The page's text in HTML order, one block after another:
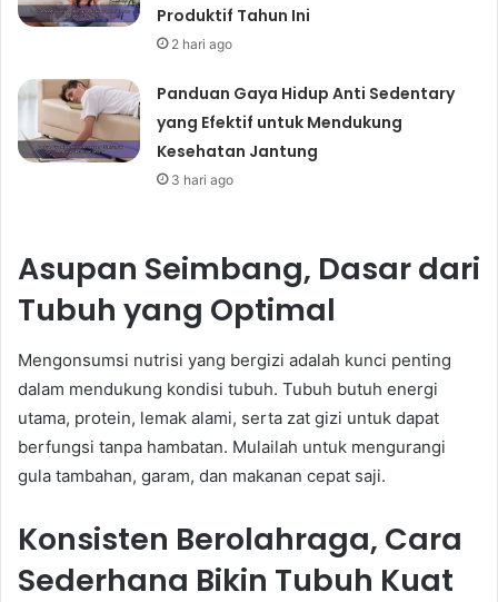
Produktif Tahun Ini
2 hari ago
Panduan Gaya Hidup Anti Sedentary
yang Efektif untuk Mendukung
Kesehatan Jantung
3 hari ago
Asupan Seimbang, Dasar dari
Tubuh yang Optimal
Mengonsumsi nutrisi yang bergizi adalah kunci penting
dalam mendukung kondisi tubuh. Tubuh butuh energi
utama, protein, lemak alami, serta zat gizi untuk dapat
berfungsi tanpa hambatan. Mulailah untuk mengurangi
gula tambahan, garam, dan makanan cepat saji.
Konsisten Berolahraga, Cara
Sederhana Bikin Tubuh Kuat